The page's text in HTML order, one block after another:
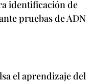
identificación de
pruebas de ADN
el aprendizaje del